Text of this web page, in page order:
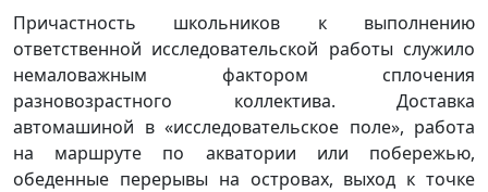
Причастность школьников к выполнению
ответственной исследовательской работы служило
немаловажным фактором сплочения
разновозрастного коллектива. Доставка
автомашиной в «исследовательское поле», работа
на маршруте по акватории или побережью,
обеденные перерывы на островах, выход к точке